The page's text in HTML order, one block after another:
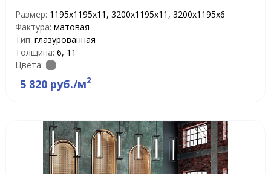
Размер: 1195х1195х11, 3200х1195х11, 3200х1195х6
Фактура: матовая
Тип: глазурованная
Толщина: 6, 11
Цвета:
5 820 руб./м2